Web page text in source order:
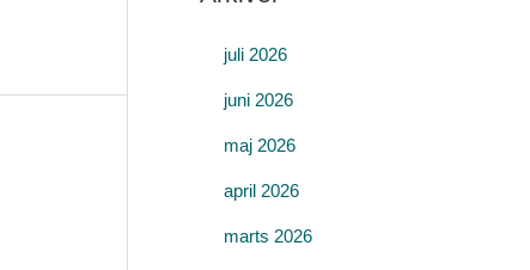
juli 2026
juni 2026
maj 2026
april 2026
marts 2026